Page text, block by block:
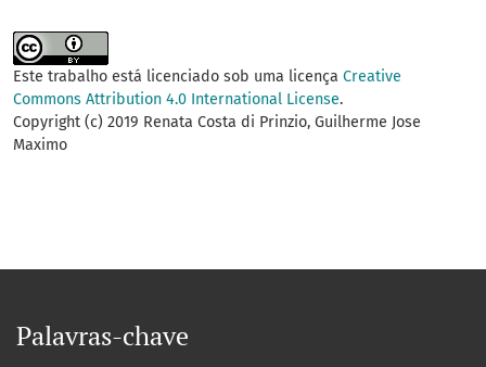
Este trabalho está licenciado sob uma licença Creative
Commons Attribution 4.0 International License.
Copyright (c) 2019 Renata Costa di Prinzio, Guilherme Jose
Maximo
Palavras-chave